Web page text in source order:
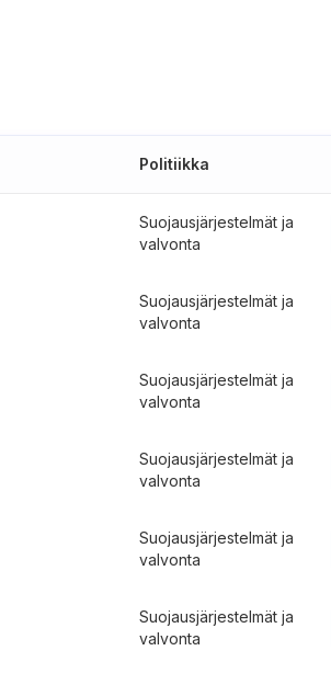
Politiikka
Suojausjärjestelmät ja
valvonta
Suojausjärjestelmät ja
valvonta
Suojausjärjestelmät ja
valvonta
Suojausjärjestelmät ja
valvonta
Suojausjärjestelmät ja
valvonta
Suojausjärjestelmät ja
valvonta